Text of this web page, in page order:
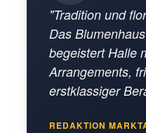
"Tradition und
Das
begeistert Halle
Arrangements,
erstklassiger
REDAKTION